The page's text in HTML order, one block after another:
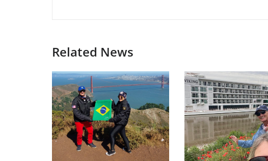
Related News